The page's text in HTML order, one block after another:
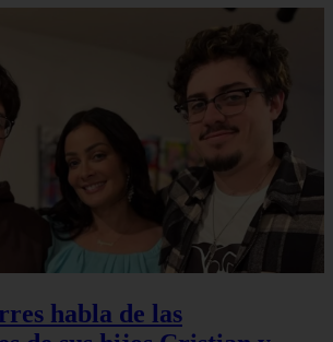
habla de las